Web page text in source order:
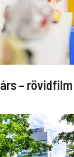
–